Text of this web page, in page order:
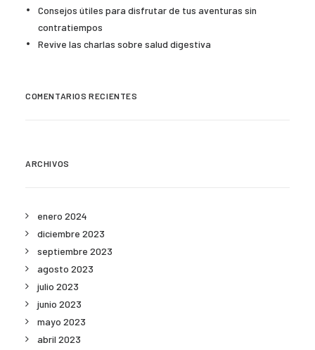
Consejos útiles para disfrutar de tus aventuras sin
contratiempos
Revive las charlas sobre salud digestiva
COMENTARIOS RECIENTES
ARCHIVOS
enero 2024
diciembre 2023
septiembre 2023
agosto 2023
julio 2023
junio 2023
mayo 2023
abril 2023